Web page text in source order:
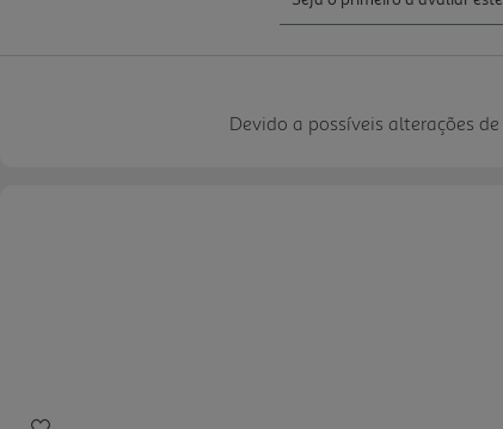
Devido a possíveis alterações